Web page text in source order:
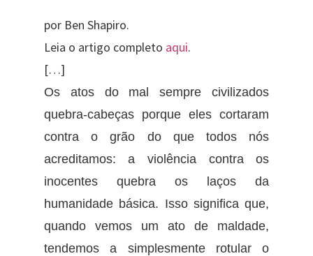
por Ben Shapiro.
Leia o artigo completo aqui.
[…]
Os atos do mal sempre civilizados
quebra-cabeças porque eles cortaram
contra o grão do que todos nós
acreditamos: a violência contra os
inocentes quebra os laços da
humanidade básica. Isso significa que,
quando vemos um ato de maldade,
tendemos a simplesmente rotular o